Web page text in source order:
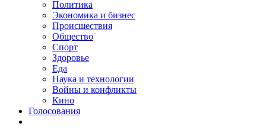
Политика
Экономика и бизнес
Происшествия
Общество
Спорт
Здоровье
Еда
Наука и технологии
Войны и конфликты
Кино
Голосования